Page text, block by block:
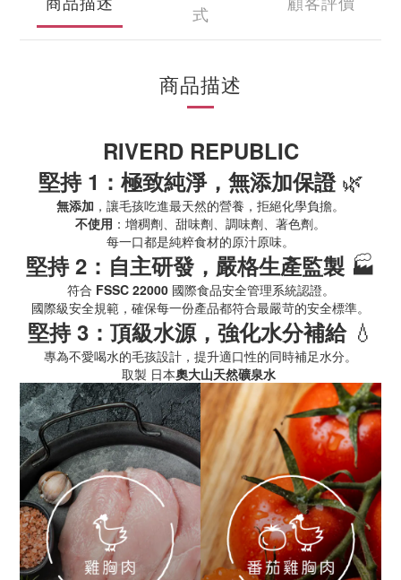
式
商品描述
RIVERD REPUBLIC
堅持 1：極致純淨，無添加保證🌿
無添加 ，讓毛孩吃進最天然的營養，拒絕化學負擔。
不使用 ：增稠劑、甜味劑、調味劑、著色劑。
每一口都是純粹食材的原汁原味。
堅持 2：自主研發，嚴格生產監製 🏭
符合 FSSC 22000國際食品安全管理系統認證。
國際級安全規範，確保每一份產品都符合最嚴苛的安全標準。
堅持 3：頂級水源，強化水分補給💧
專為不愛喝水的毛孩設計，提升適口性的同時補足水分。
取製 日本奧大山天然礦泉水